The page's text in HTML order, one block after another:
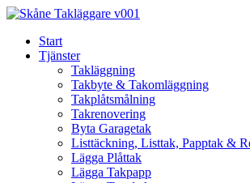
Skip
contentStart
Tjänster
Takläggning
Takbyte & Takomläggning
Takplåtsmålning
Takrenovering
Byta Garagetak
Listtäckning, Listtak, Papptak &
Lägga Plåttak
Lägga Takpapp